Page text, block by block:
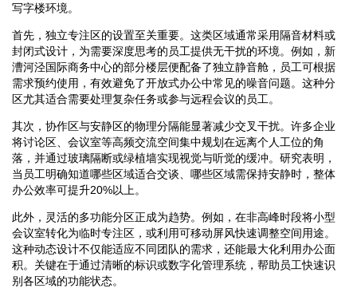
写字楼环境。
首先，独立专注区的设置至关重要。这类区域通常采用隔音材料或
封闭式设计，为需要深度思考的员工提供无干扰的环境。例如，新
漕河泾国际商务中心的部分楼层便配备了独立静音舱，员工可根据
需求预约使用，有效避免了开放式办公中常见的噪音问题。这种分
区尤其适合需要处理复杂任务或参与远程会议的员工。
其次，协作区与安静区的物理分隔能显著减少交叉干扰。许多企业
将讨论区、会议室等高频交流空间集中规划在远离个人工位的角
落，并通过玻璃隔断或绿植墙实现视觉与听觉的缓冲。研究表明，
当员工明确知道哪些区域适合交谈、哪些区域需保持安静时，整体
办公效率可提升20%以上。
此外，灵活的多功能分区正成为趋势。例如，在非高峰时段将小型
会议室转化为临时专注区，或利用可移动屏风快速调整空间用途。
这种动态设计不仅能适应不同团队的需求，还能最大化利用办公面
积。关键在于通过清晰的标识或数字化管理系统，帮助员工快速识
别各区域的功能状态。